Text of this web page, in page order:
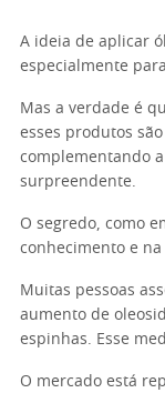
A ideia de aplicar
especialmente
Mas a verdade é
esses produtos
complementando
surpreendente.
O segredo, como
conhecimento e na
Muitas pessoas
aumento de
espinhas. Esse
O mercado está